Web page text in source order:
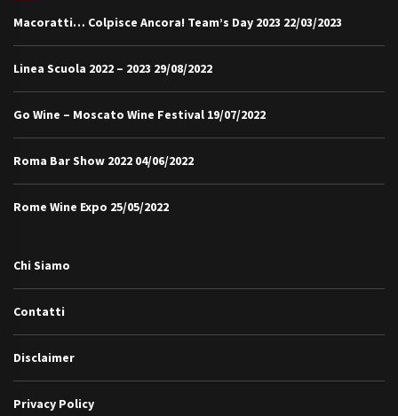
Macoratti… Colpisce Ancora! Team’s Day 2023 22/03/2023
Linea Scuola 2022 – 2023 29/08/2022
Go Wine – Moscato Wine Festival 19/07/2022
Roma Bar Show 2022 04/06/2022
Rome Wine Expo 25/05/2022
Chi Siamo
Contatti
Disclaimer
Privacy Policy